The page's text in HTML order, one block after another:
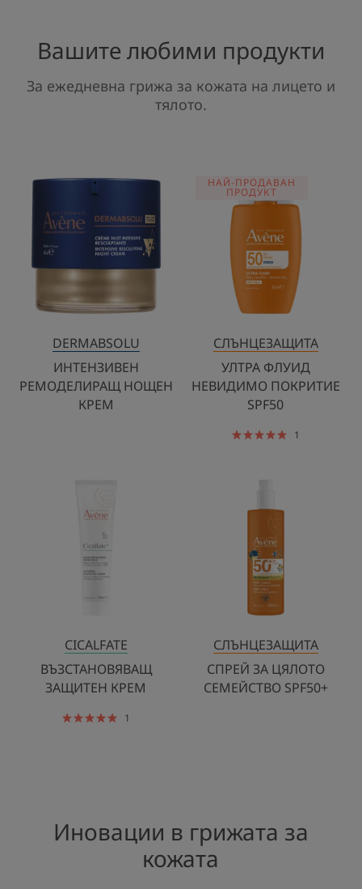
Вашите любими продукти
За ежедневна грижа за кожата на лицето и
тялото.
ИНТЕНЗИВЕН
РЕМОДЕЛИРАЩ
НОЩЕН
КРЕМ
DERMABSOLU
ИНТЕНЗИВЕН
РЕМОДЕЛИРАЩ НОЩЕН
КРЕМ
УЛТРА
ФЛУИД
НЕВИДИМО
ПОКРИТИЕ
SPF50
НАЙ-ПРОДАВАН
ПРОДУКТ
СЛЪНЦЕЗАЩИТА
УЛТРА ФЛУИД
НЕВИДИМО ПОКРИТИЕ
SPF50
1
КРЕМ
CICALFATE
ВЪЗСТАНОВЯВАЩ
ЗАЩИТЕН КРЕМ
1
ЦЯЛОТО
SPF50+
СЛЪНЦЕЗАЩИТА
СПРЕЙ ЗА ЦЯЛОТО
СЕМЕЙСТВО SPF50+
Иновации в грижата за
кожата